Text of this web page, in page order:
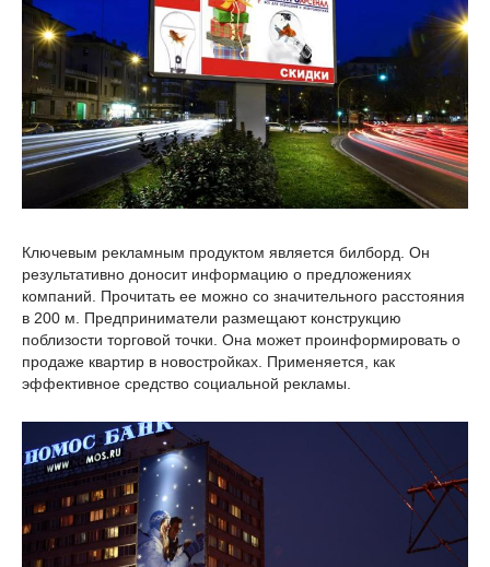
Ключевым рекламным продуктом является билборд. Он
результативно доносит информацию о предложениях
компаний. Прочитать ее можно со значительного расстояния
в 200 м. Предприниматели размещают конструкцию
поблизости торговой точки. Она может проинформировать о
продаже квартир в новостройках. Применяется, как
эффективное средство социальной рекламы.